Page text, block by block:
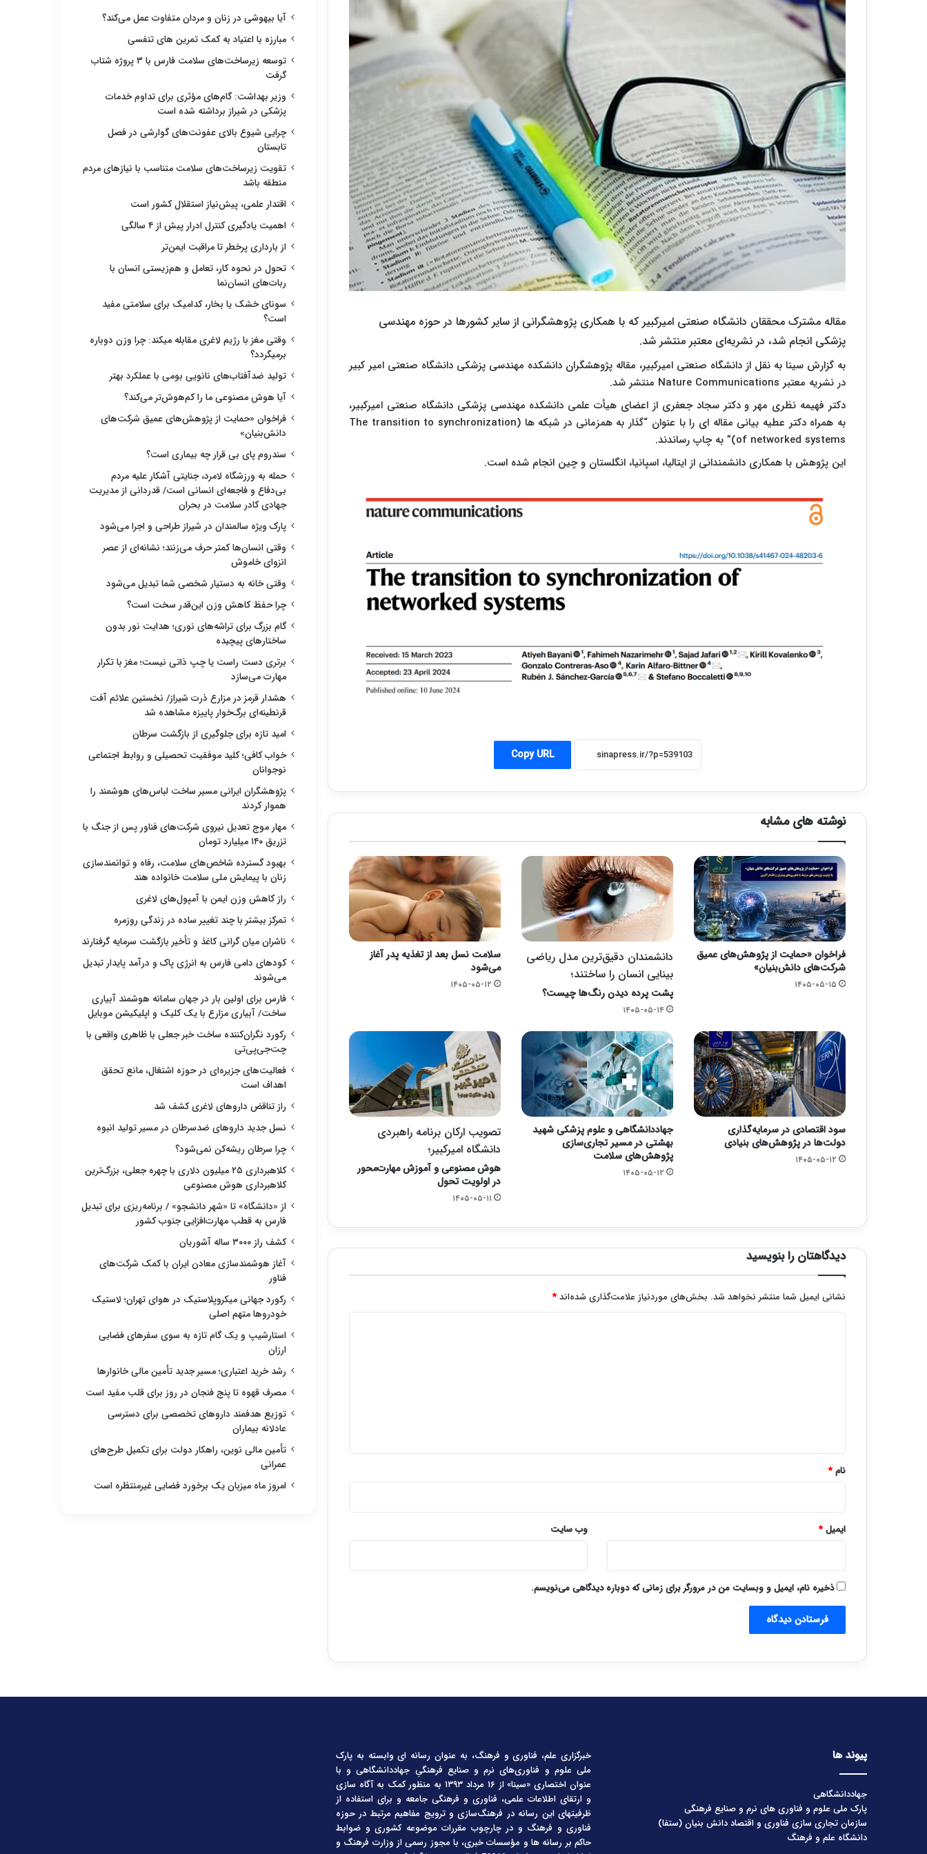
مقاله مشترک محققان دانشگاه صنعتی امیرکبیر که با همکاری پژوهشگرانی از سایر کشورها در حوزه مهندسی
پزشکی انجام شد، در نشریه‌ای معتبر منتشر شد.
به گزارش سینا به نقل از دانشگاه صنعتی امیرکبیر، مقاله پژوهشگران دانشکده مهندسی پزشکی دانشگاه صنعتی امیر کبیر
در نشریه معتبر Nature Communications منتشر شد.
دکتر فهیمه نظری مهر و دکتر سجاد جعفری از اعضای هیأت علمی دانشکده مهندسی پزشکی دانشگاه صنعتی امیرکبیر،
به همراه دکتر عطیه بیانی مقاله ای را با عنوان “گذار به همزمانی در شبکه ها (The transition to synchronization
of networked systems)” به چاپ رساندند.
این پژوهش با همکاری دانشمندانی از ایتالیا، اسپانیا، انگلستان و چین انجام شده است.
Copy URL
نوشته های مشابه
فراخوان «حمایت از پژوهش‌های عمیق
شرکت‌های دانش‌بنیان»
۱۴۰۵-۰۵-۱۵
دانشمندان دقیق‌ترین مدل ریاضی
بینایی انسان را ساختند؛
پشت پرده دیدن رنگ‌ها چیست؟
۱۴۰۵-۰۵-۱۴
سلامت نسل بعد از تغذیه پدر آغاز
می‌شود
۱۴۰۵-۰۵-۱۲
سود اقتصادی در سرمایه‌گذاری
دولت‌ها در پژوهش‌های بنیادی
۱۴۰۵-۰۵-۱۲
جهاددانشگاهی و علوم پزشکی شهید
بهشتی در مسیر تجاری‌سازی
پژوهش‌های سلامت
۱۴۰۵-۰۵-۱۲
تصویب ارکان برنامه راهبردی
دانشگاه امیرکبیر؛
هوش مصنوعی و آموزش مهارت‌محور
در اولویت تحول
۱۴۰۵-۰۵-۱۱
دیدگاهتان را بنویسید
نشانی ایمیل شما منتشر نخواهد شد. بخش‌های موردنیاز علامت‌گذاری شده‌اند*
نام*
ایمیل* وب‌ سایت
ذخیره نام، ایمیل و وبسایت من در مرورگر برای زمانی که دوباره دیدگاهی می‌نویسم.
آیا بیهوشی در زنان و مردان متفاوت عمل می‌کند؟
مبارزه با اعتیاد به کمک تمرین های تنفسی
توسعه زیرساخت‌های سلامت فارس با ۳ پروژه شتاب
گرفت
وزیر بهداشت: گام‌های مؤثری برای تداوم خدمات
پزشکی در شیراز برداشته شده است
چرایی شیوع بالای عفونت‌های گوارشی در فصل
تابستان
تقویت زیرساخت‌های سلامت متناسب با نیازهای مردم
منطقه باشد
اقتدار علمی، پیش‌نیاز استقلال کشور است
اهمیت یادگیری کنترل ادرار پیش از ۴ سالگی
از بارداری پرخطر تا مراقبت ایمن‌تر
تحول در نحوه کار، تعامل و هم‌زیستی انسان با
ربات‌های انسان‌نما
سونای خشک یا بخار، کدامیک برای سلامتی مفید
است؟
وقتی مغز با رژیم لاغری مقابله میکند: چرا وزن دوباره
برمیگردد؟
تولید ضدآفتاب‌های نانویی بومی با عملکرد بهتر
آیا هوش مصنوعی ما را کم‌هوش‌تر می‌کند؟
فراخوان «حمایت از پژوهش‌های عمیق شرکت‌های
دانش‌بنیان»
سندروم پای بی قرار چه بیماری است؟
حمله به ورزشگاه لامرد، جنایتی آشکار علیه مردم
بی‌دفاع و فاجعه‌ای انسانی است/ قدردانی از مدیریت
جهادی کادر سلامت در بحران
پارک ویژه سالمندان در شیراز طراحی و اجرا می‌شود
وقتی انسان‌ها کمتر حرف می‌زنند؛ نشانه‌ای از عصر
انزوای خاموش
وقتی خانه به دستیار شخصی شما تبدیل می‌شود
چرا حفظ کاهش وزن این‌قدر سخت است؟
گام بزرگ برای تراشه‌های نوری؛ هدایت نور بدون
ساختارهای پیچیده
برتری دست راست یا چپ ذاتی نیست؛ مغز با تکرار
مهارت می‌سازد
هشدار قرمز در مزارع ذرت شیراز/ نخستین علائم آفت
قرنطینه‌ای برگ‌خوار پاییزه مشاهده شد
امید تازه برای جلوگیری از بازگشت سرطان
خواب کافی؛ کلید موفقیت تحصیلی و روابط اجتماعی
نوجوانان
پژوهشگران ایرانی مسیر ساخت لباس‌های هوشمند را
هموار کردند
مهار موج تعدیل نیروی شرکت‌های فناور پس از جنگ با
تزریق ۱۴۰ میلیارد تومان
بهبود گسترده شاخص‌های سلامت، رفاه و توانمندسازی
زنان با پیمایش ملی سلامت خانواده هند
راز کاهش وزن ایمن با آمپول‌های لاغری
تمرکز بیشتر با چند تغییر ساده در زندگی روزمره
ناشران میان گرانی کاغذ و تأخیر بازگشت سرمایه گرفتارند
کودهای دامی فارس به انرژی پاک و درآمد پایدار تبدیل
می‌شوند
فارس برای اولین بار در جهان سامانه هوشمند آبیاری
ساخت/ آبیاری مزارع با یک کلیک و اپلیکیشن موبایل
رکورد نگران‌کننده ساخت خبر جعلی با ظاهری واقعی با
چت‌جی‌پی‌تی
فعالیت‌های جزیره‌ای در حوزه اشتغال، مانع تحقق
اهداف است
راز تناقض داروهای لاغری کشف شد
نسل جدید داروهای ضدسرطان در مسیر تولید انبوه
چرا سرطان ریشه‌کن نمی‌شود؟
کلاهبرداری ۲۵ میلیون دلاری با چهره جعلی، بزرگ‌ترین
کلاهبرداری هوش مصنوعی
از «دانشگاه» تا «شهر دانشجو» / برنامه‌ریزی برای تبدیل
فارس به قطب مهارت‌افزایی جنوب کشور
کشف راز ۳۰۰۰ ساله آشوریان
آغاز هوشمندسازی معادن ایران با کمک شرکت‌های
فناور
رکورد جهانی میکروپلاستیک در هوای تهران؛ لاستیک
خودروها متهم اصلی
استارشیپ و یک گام تازه به سوی سفرهای فضایی
ارزان
رشد خرید اعتباری؛ مسیر جدید تأمین مالی خانوارها
مصرف قهوه تا پنج فنجان در روز برای قلب مفید است
توزیع هدفمند داروهای تخصصی برای دسترسی
عادلانه بیماران
تأمین مالی نوین، راهکار دولت برای تکمیل طرح‌های
عمرانی
امروز ماه میزبان یک برخورد فضایی غیرمنتظره است
پیوند ها
جهاددانشگاهی
پارک ملی علوم و فناوری های نرم و صنایع فرهنگی
سازمان تجاری سازی فناوری و اقتصاد دانش بنیان (ستفا)
دانشگاه علم و فرهنگ
خبرگزاری علم، فناوری و فرهنگ، به عنوان رسانه ای وابسته به پارک
ملی علوم و فناوری‌های نرم و صنایع فرهنگیِ جهاددانشگاهی و با
عنوان اختصاری «سینا» از ۱۶ مرداد ۱۳۹۳ به منظور کمک به آگاه سازی
و ارتقای اطلاعات علمی، فناوری و فرهنگی جامعه و برای استفاده از
ظرفیتهای این رسانه در فرهنگ‌سازی و ترویج مفاهیم مرتبط در حوزه
فناوری و فرهنگ و در چارچوب مقررات موضوعه کشوری و ضوابط
حاکم بر رسانه ها و مؤسسات خبری، با مجوز رسمی از وزارت فرهنگ و